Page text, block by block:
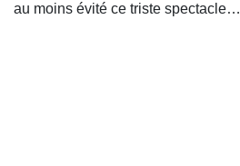
au moins évité ce triste spectacle…